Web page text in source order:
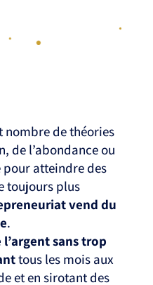
nombre de théories
de l’abondance ou
pour atteindre des
toujours plus
vend du
.
l’argent sans trop
tous les mois aux
et en sirotant des